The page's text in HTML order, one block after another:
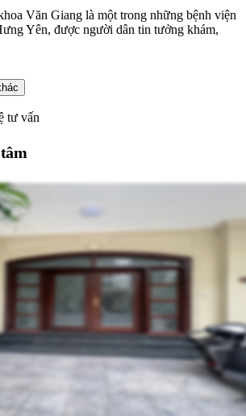
Văn Giang là một trong những bệnh viện
Yên, được người dân tin tưởng khám,
tư vấn